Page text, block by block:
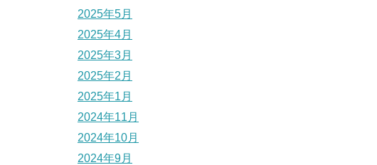
2025年5月
2025年4月
2025年3月
2025年2月
2025年1月
2024年11月
2024年10月
2024年9月